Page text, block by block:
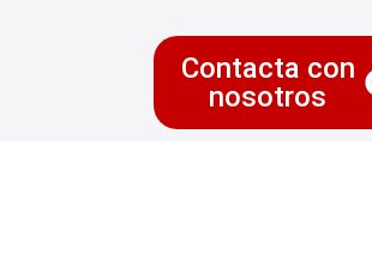
Contacta con
nosotros